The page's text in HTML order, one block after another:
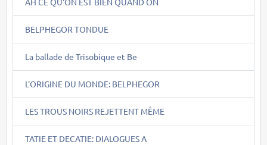
BELPHEGOR TONDUE
La ballade de Trisobique et Be
L'ORIGINE DU MONDE: BELPHEGOR
LES TROUS NOIRS REJETTENT MÊME
TATIE ET DECATIE: DIALOGUES A